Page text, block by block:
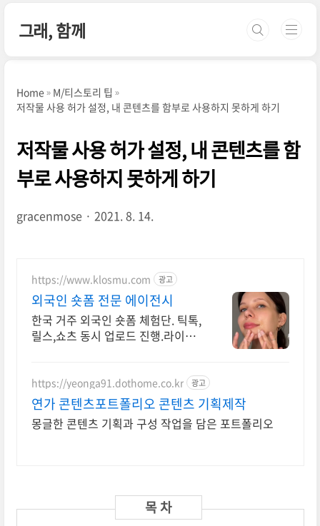
그래, 함께
Home
M/티스토리 팁
저작물 사용 허가 설정, 내 콘텐츠를 함부로 사용하지 못하게 하기
저작물 사용 허가 설정, 내 콘텐츠를 함
부로 사용하지 못하게 하기
gracenmose 2021. 8. 14.
https://www.klosmu.com 광고
외국인 숏폼 전문 에이전시
한국 거주 외국인 숏폼 체험단. 틱톡,
릴스,쇼츠 동시 업로드 진행.라이브
https://yeonga91.dothome.co.kr 광고
연가 콘텐츠포트폴리오 콘텐츠 기획제작
몽글한 콘텐츠 기획과 구성 작업을 담은 포트폴리오